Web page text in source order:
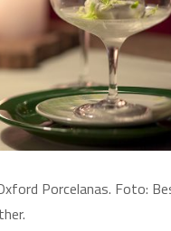
Porcelanas. Foto: